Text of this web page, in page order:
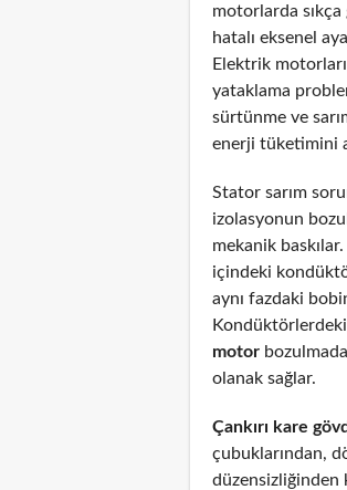
motorlarda sıkça
hatalı eksenel
Elektrik
yataklama
sürtünme ve
enerji tüketimini
Stator sarım
izolasyonun
mekanik
içindeki
aynı fazdaki
motor
olanak sağlar.
Çankırı kare
çubuklarından,
düzensizliğinden